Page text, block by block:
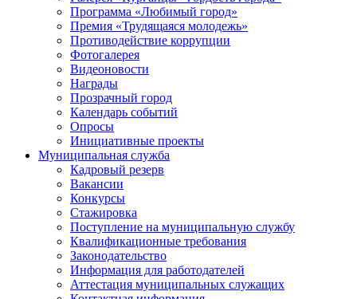
Программа «Любимый город»
Премия «Трудящаяся молодежь»
Противодействие коррупции
Фотогалерея
Видеоновости
Награды
Прозрачный город
Календарь событий
Опросы
Инициативные проекты
Муниципальная служба
Кадровый резерв
Вакансии
Конкурсы
Стажировка
Поступление на муниципальную службу
Квалификационные требования
Законодательство
Информация для работодателей
Аттестация муниципальных служащих